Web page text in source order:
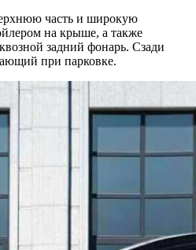
часть и широкую
на крыше, а также
задний фонарь. Сзади
при парковке.